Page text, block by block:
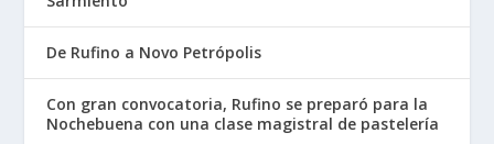
De Rufino a Novo Petrópolis
Con gran convocatoria, Rufino se preparó para la
Nochebuena con una clase magistral de pastelería